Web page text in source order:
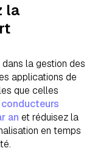
la
la gestion des
applications de
que celles
an et réduisez la
en temps